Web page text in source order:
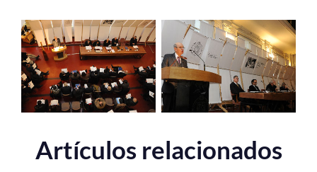
Artículos relacionados